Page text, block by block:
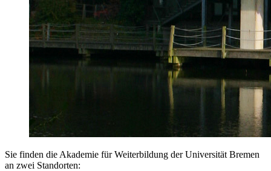
Sie finden die Akademie für Weiterbildung der Universität Bremen
an zwei Standorten: